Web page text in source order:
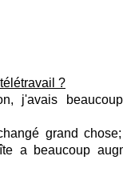
?
j'avais
grand
a beaucoup